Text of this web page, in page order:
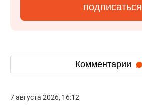
подписаться
Комментарии
7 августа 2026, 16:12